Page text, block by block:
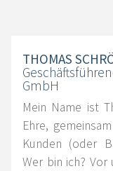
THOMAS
GmbH
Mein Name ist
Ehre,
Kunden (oder
Wer bin ich?